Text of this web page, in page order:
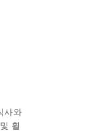
사와
휠